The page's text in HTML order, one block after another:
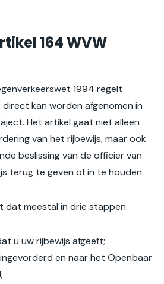
164 WVW
1994 regelt
kan worden afgenomen in
Het artikel gaat niet alleen
van het rijbewijs, maar ook
beslissing van de officier van
terug te geven of in te houden.
dat meestal in drie stappen:
u uw rijbewijs afgeeft;
en naar het Openbaar